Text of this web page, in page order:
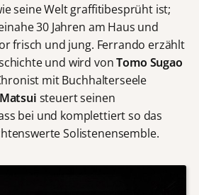
seine Welt graffitibesprüht ist;
30 Jahren am Haus und
frisch und jung. Ferrando erzählt
und wird vonTomo Sugao
mit Buchhalterseele
steuert seinen
bei und komplettiert so das
Solistenensemble.